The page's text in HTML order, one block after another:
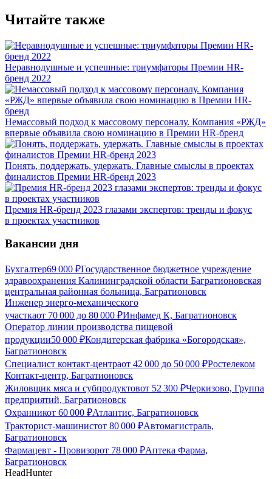
Читайте также
Неравнодушные и успешные: триумфаторы Премии HR-
бренд 2022
Немассовый подход к массовому персоналу. Компания «РЖД»
впервые объявила свою номинацию в Премии HR-бренд
Понять, поддержать, удержать. Главные смыслы в проектах
финалистов Премии HR-бренд 2023
Премия HR-бренд 2023 глазами экспертов: тренды и фокус
в проектах участников
Вакансии дня
Бухгалтер69 000 ₽Государственное бюджетное учреждение
здравоохранения Калининградской области Багратионовская
центральная районная больница, Багратионовск
Инженер энерго-механического
участкаот 70 000 до 80 000 ₽Инфамед К, Багратионовск
Оператор линии производства пищевой
продукции50 000 ₽Кондитерская фабрика «Богородская»,
Багратионовск
Специалист контакт-центраот 42 000 до 50 000 ₽Ростелеком
Контакт-центр, Багратионовск
Жиловщик мяса и субпродуктовот 52 300 ₽Черкизово, Группа
предприятий, Багратионовск
Охранникот 60 000 ₽Атлантис, Багратионовск
Тракторист-машинистот 80 000 ₽Автомагистраль,
Багратионовск
Фармацевт - Провизорот 78 000 ₽Аптека Фарма,
Багратионовск
HeadHunter